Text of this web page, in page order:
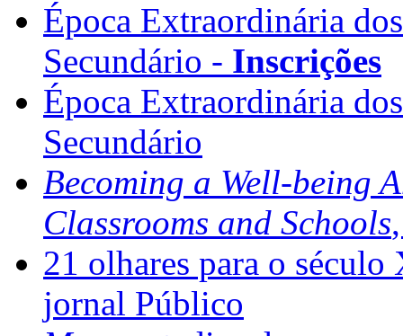
Época Extraordinária
Secundário - Inscrições
Época Extraordinária
Secundário
Becoming a Well-being
Classrooms and Schools
21 olhares para o
jornal Público